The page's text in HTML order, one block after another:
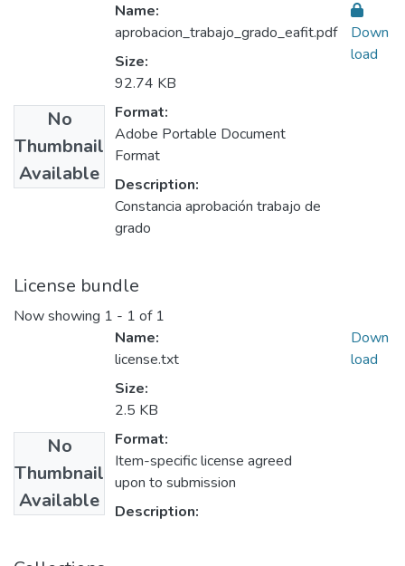
No
Thumbnail
Available
Name:
aprobacion_trabajo_grado_eafit.pdf
Size:
92.74 KB
Format:
Adobe Portable Document
Format
Description:
Constancia aprobación trabajo de
grado
Down
load
License bundle
Now showing 1 - 1 of 1
No
Thumbnail
Available
Name:
license.txt
Size:
2.5 KB
Format:
Item-specific license agreed
upon to submission
Description:
Down
load